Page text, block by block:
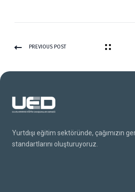
PREVIOUS POST
Yurtdışı eğitim sektöründe, çağımızın
standartlarını oluşturuyoruz.